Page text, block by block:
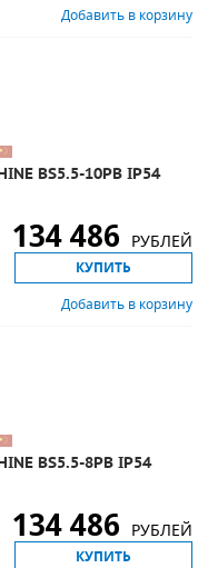
Добавить в корзину
BS5.5-10PB IP54
134 486 РУБЛЕЙ
КУПИТЬ
Добавить в корзину
BS5.5-8PB IP54
134 486 РУБЛЕЙ
КУПИТЬ